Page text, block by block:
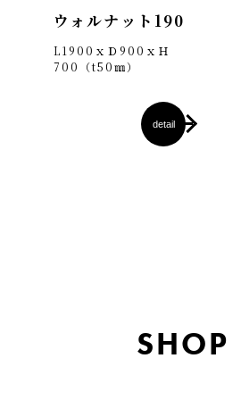
ウォルナット190
L1900ｘＤ900ｘＨ
700（t50㎜）
detail
SHOP